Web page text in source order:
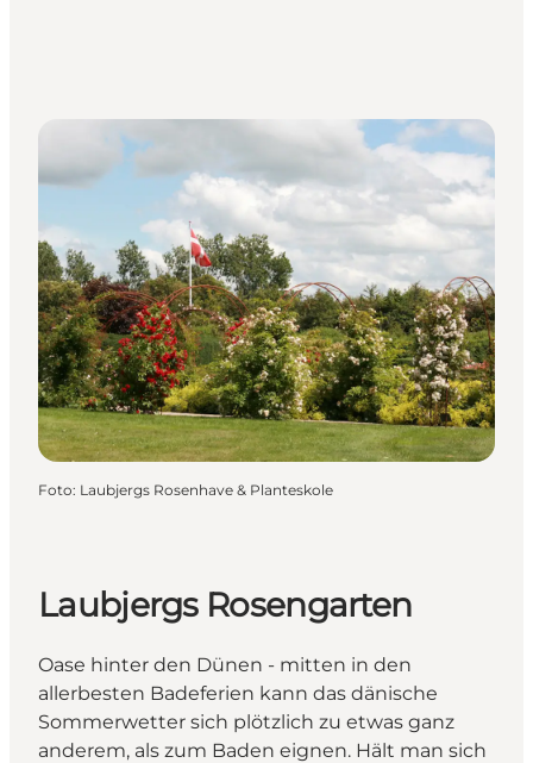
Foto: Laubjergs Rosenhave & Planteskole
Laubjergs Rosengarten
Oase hinter den Dünen - mitten in den
allerbesten Badeferien kann das dänische
Sommerwetter sich plötzlich zu etwas ganz
anderem, als zum Baden eignen. Hält man sich